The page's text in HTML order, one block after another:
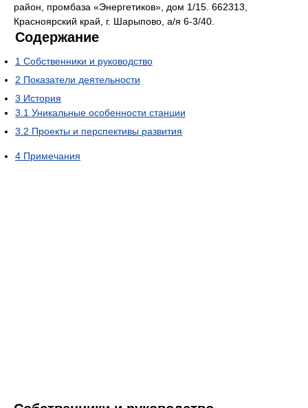
район, промбаза «Энергетиков», дом 1/15. 662313,
Красноярский край, г. Шарыпово, а/я 6-3/40.
Содержание
1 Собственники и руководство
2 Показатели деятельности
3 История
3.1 Уникальные особенности станции
3.2 Проекты и перспективы развития
4 Примечания